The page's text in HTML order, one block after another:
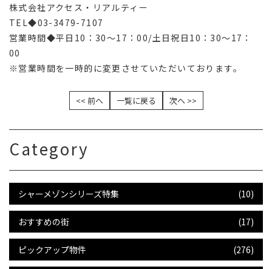
株式会社アクセス・リアルティー
TEL◆03-3479-7107
営業時間◆平日10：30～17：00/土日祝日10：30～17：
00
※営業時間を一時的に変更させていただいております。
<< 前へ 一覧に戻る 次へ >>
Category
シャーメゾンシリーズ特集 (10)
おすすめの街 (17)
ピックアップ物件 (276)